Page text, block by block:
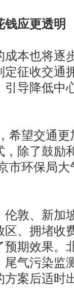
钱应更透明
本也将逐
征收交通
导降低中
望交通更
除了鼓励
市环保局
敦、新加
、拥堵收
期效果。
气污染监
方案后适时